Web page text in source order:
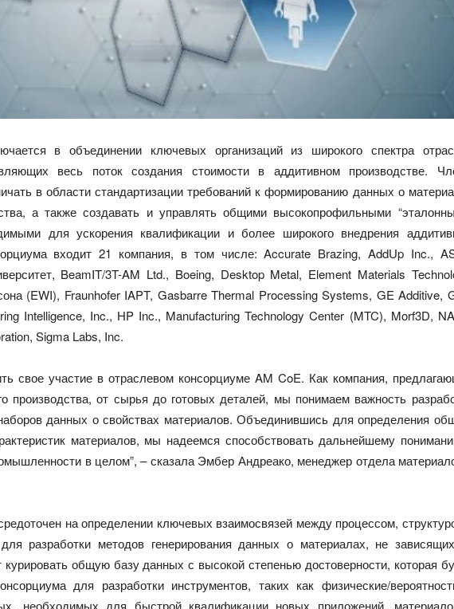
в объединении ключевых организаций из широкого спектра
весь поток создания стоимости в аддитивном производстве.
в области стандартизации требований к формированию данных о
а также создавать и управлять общими высокопрофильными
для ускорения квалификации и более широкого внедрения
входит 21 компания, в том числе: Accurate Brazing, AddUp Inc.,
BeamIT/3T-AM Ltd., Boeing, Desktop Metal, Element Materials
(EWI), Fraunhofer IAPT, Gasbarre Thermal Processing Systems, GE Additive,
Intelligence, Inc., HP Inc., Manufacturing Technology Center (MTC), Morf3D,
Sigma Labs, Inc.
свое участие в отраслевом консорциуме AM CoE. Как компания,
производства, от сырья до готовых деталей, мы понимаем важность
данных о свойствах материалов. Объединившись для определения
материалов, мы надеемся способствовать дальнейшему
в целом”, – сказала Эмбер Андреако, менеджер отдела
на определении ключевых взаимосвязей между процессом,
разработки методов генерирования данных о материалах, не
общую базу данных с высокой степенью достоверности, которая
для разработки инструментов, таких как физические/
необходимых для быстрой квалификации новых приложений,